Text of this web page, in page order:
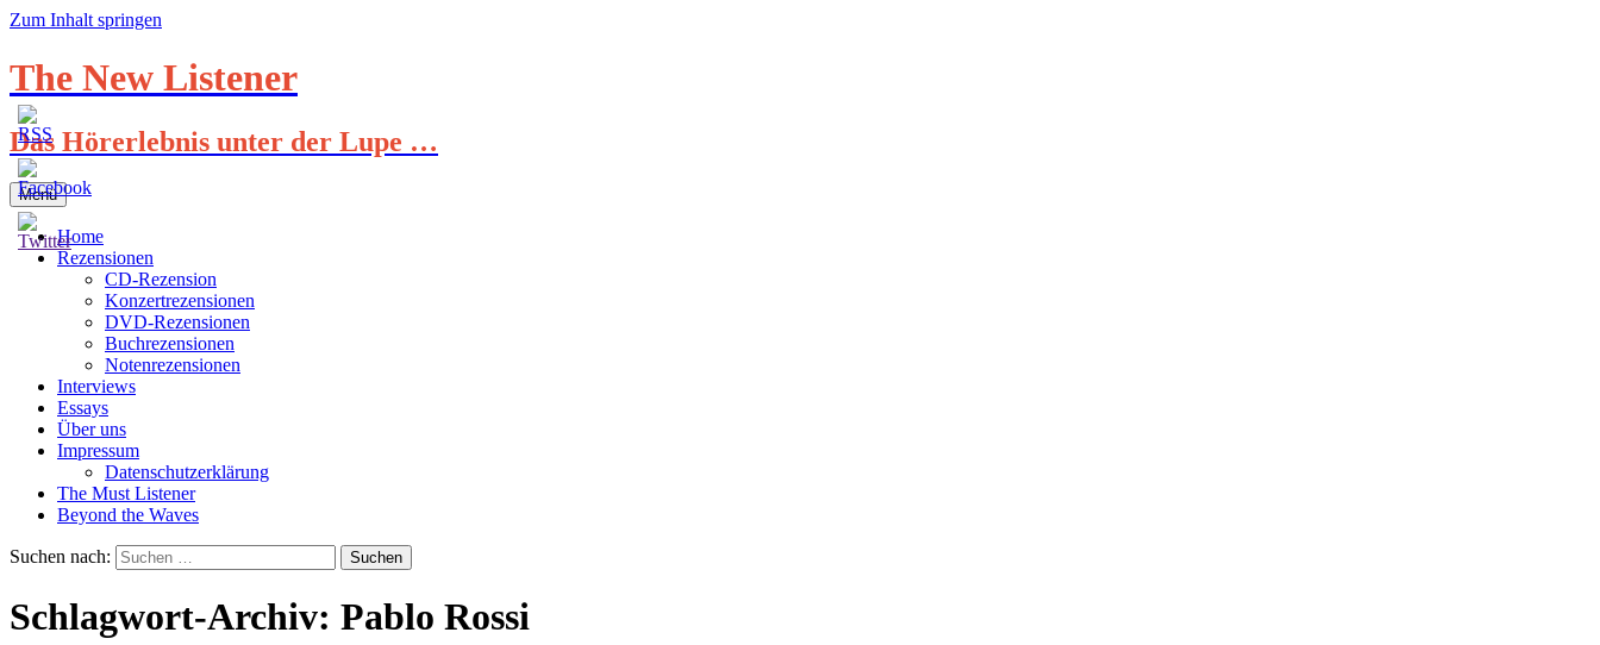
Zum Inhalt springen
The New Listener
Das Hörerlebnis unter der Lupe …
Menü
Home
Rezensionen
CD-Rezension
Konzertrezensionen
DVD-Rezensionen
Buchrezensionen
Notenrezensionen
Interviews
Essays
Über uns
Impressum
Datenschutzerklärung
The Must Listener
Beyond the Waves
Suchen nach:
Schlagwort-Archiv: Pablo Rossi